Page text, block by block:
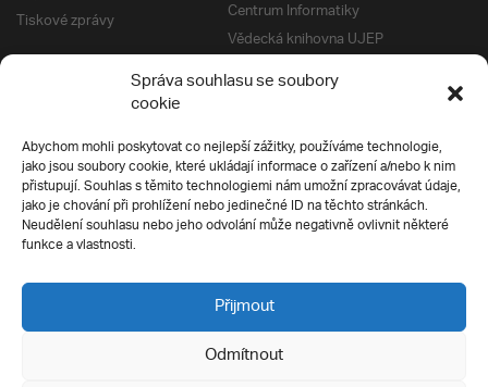
Správa souhlasu se soubory
cookie
Abychom mohli poskytovat co nejlepší zážitky, používáme technologie,
jako jsou soubory cookie, které ukládají informace o zařízení a/nebo k nim
přistupují. Souhlas s těmito technologiemi nám umožní zpracovávat údaje,
jako je chování při prohlížení nebo jedinečné ID na těchto stránkách.
Neudělení souhlasu nebo jeho odvolání může negativně ovlivnit některé
funkce a vlastnosti.
Přijmout
Odmítnout
Tiskové zprávy
Centrum Informatiky
Vědecká knihovna UJEP
Správa kolejí a menz
Univerzitní centrum podpory
Silverius
Pro uchazeče
Přijímací řízení
E-prihlaska
Přípravné kurzy
Ochrana soukromí